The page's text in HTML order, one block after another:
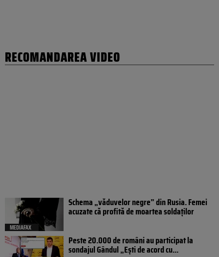
RECOMANDAREA VIDEO
MEDIAFAX
Schema „văduvelor negre” din Rusia. Femei
acuzate că profită de moartea soldaților
Peste 20.000 de români au participat la
sondajul Gândul „Ești de acord cu...